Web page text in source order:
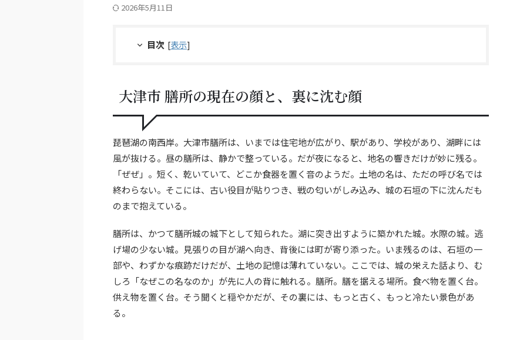
2026年5月11日
目次 [表示]
大津市 膳所の現在の顔と、裏に沈む顔
琵琶湖の南西岸。大津市膳所は、いまでは住宅地が広がり、駅があり、学校があり、湖畔には
風が抜ける。昼の膳所は、静かで整っている。だが夜になると、地名の響きだけが妙に残る。
「ぜぜ」。短く、乾いていて、どこか食器を置く音のようだ。土地の名は、ただの呼び名では
終わらない。そこには、古い役目が貼りつき、戦の匂いがしみ込み、城の石垣の下に沈んだも
のまで抱えている。
膳所は、かつて膳所城の城下として知られた。湖に突き出すように築かれた城。水際の城。逃
げ場の少ない城。見張りの目が湖へ向き、背後には町が寄り添った。いま残るのは、石垣の一
部や、わずかな痕跡だけだが、土地の記憶は薄れていない。ここでは、城の栄えた話より、む
しろ「なぜこの名なのか」が先に人の背に触れる。膳所。膳を据える場所。食べ物を置く台。
供え物を置く台。そう聞くと穏やかだが、その裏には、もっと古く、もっと冷たい景色があ
る。